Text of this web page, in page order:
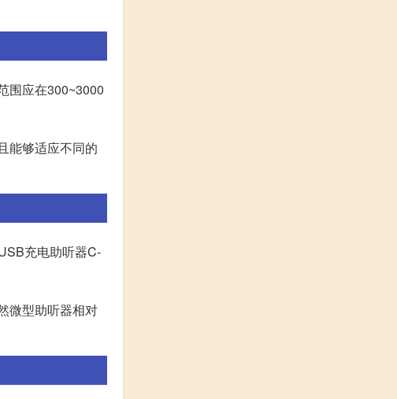
围应在300~3000
能够适应不同的
充电助听器C-
微型助听器相对